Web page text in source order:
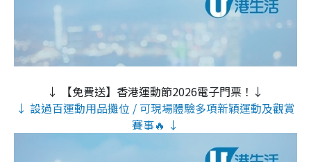
↓ 【免費送】香港運動節2026電子門票！↓
↓ 設過百運動用品攤位 / 可現場體驗多項新穎運動及觀賞
賽事🔥 ↓